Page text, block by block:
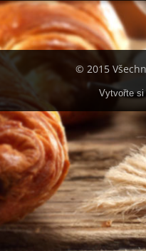
© 2015
Vytvořte si